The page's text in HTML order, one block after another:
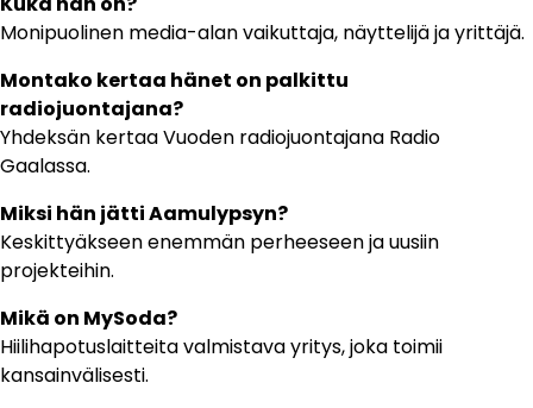
Monipuolinen media-alan vaikuttaja, näyttelijä ja yrittäjä.
Montako kertaa hänet on palkittu
radiojuontajana?
Yhdeksän kertaa Vuoden radiojuontajana Radio
Gaalassa.
Miksi hän jätti Aamulypsyn?
Keskittyäkseen enemmän perheeseen ja uusiin
projekteihin.
Mikä on MySoda?
Hiilihapotuslaitteita valmistava yritys, joka toimii
kansainvälisesti.